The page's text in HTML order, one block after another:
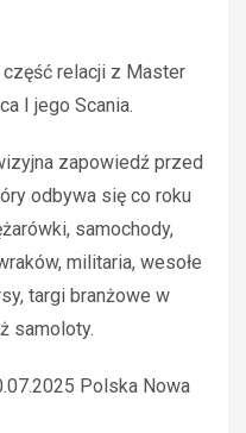
część relacji z Master
I jego Scania.
zapowiedź przed
odbywa się co roku
samochody,
militaria, wesołe
targi branżowe w
samoloty.
Polska Nowa